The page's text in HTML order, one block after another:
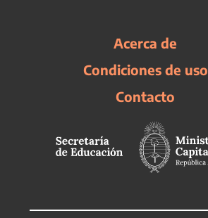
Acerca de
Condiciones de uso
Contacto